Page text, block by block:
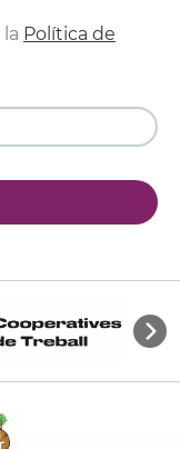
la Política de